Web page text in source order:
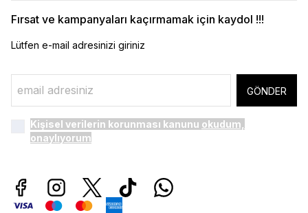
Fırsat ve kampanyaları kaçırmamak için kaydol !!!
Lütfen e-mail adresinizi giriniz
GÖNDER
Kişisel verilerin korunması kanunu okudum,
onaylıyorum